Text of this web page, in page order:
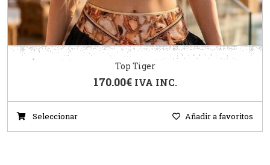
Top Tiger
170.00€ IVA INC.
Seleccionar Añadir a favoritos